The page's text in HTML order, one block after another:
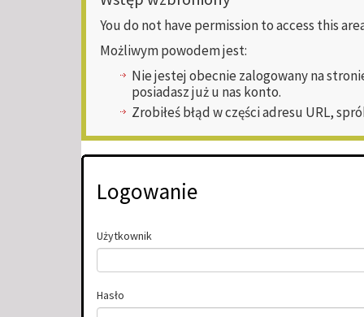
You do not have permission to access this
Możliwym powodem jest:
Nie jestej obecnie zalogowany na
posiadasz już u nas konto.
Zrobiłeś błąd w części adresu URL,
Logowanie
Użytkownik
Hasło